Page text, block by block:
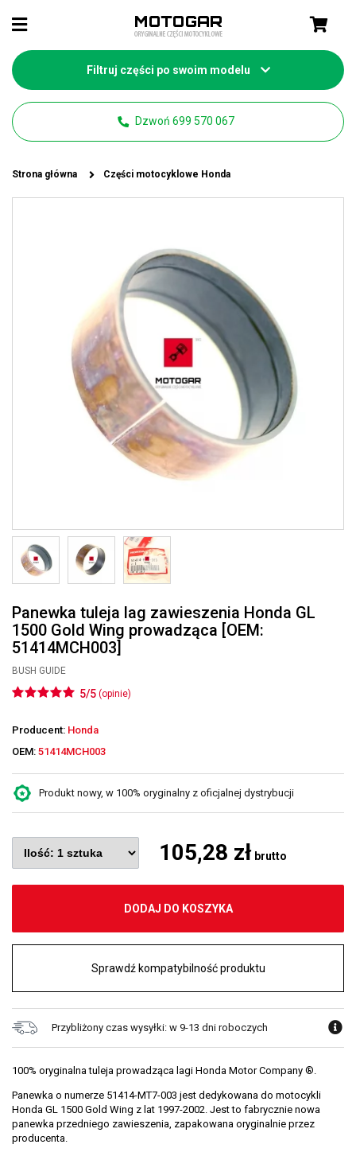
Filtruj części po swoim modelu
Dzwoń 699 570 067
Strona główna Części motocyklowe Honda
Panewka tuleja lag zawieszenia Honda GL
1500 Gold Wing prowadząca [OEM:
51414MCH003]
BUSH GUIDE
5/5 (opinie)
Producent: Honda
OEM: 51414MCH003
Produkt nowy, w 100% oryginalny z oficjalnej dystrybucji
105,28 zł brutto
DODAJ DO KOSZYKA
Sprawdź kompatybilność produktu
Przybliżony czas wysyłki: w 9-13 dni roboczych
100% oryginalna tuleja prowadząca lagi Honda Motor Company ®.
Panewka o numerze 51414-MT7-003 jest dedykowana do motocykli
Honda GL 1500 Gold Wing z lat 1997-2002. Jest to fabrycznie nowa
panewka przedniego zawieszenia, zapakowana oryginalnie przez
producenta.